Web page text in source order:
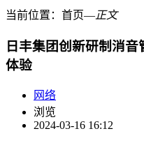
当前位置： 首页―正文
日丰集团创新研制消
体验
网络
浏览
2024-03-16 16:12